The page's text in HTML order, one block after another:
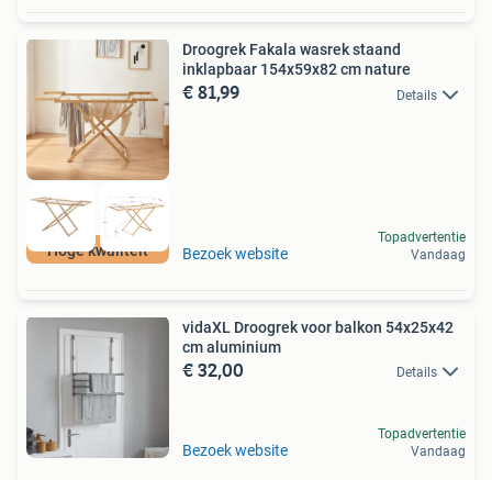
Hoge kwaliteit
Droogrek Fakala wasrek staand
inklapbaar 154x59x82 cm nature
€ 81,99 Details
Bezoek website
Topadvertentie
Vandaag
vidaXL Droogrek voor balkon 54x25x42
cm aluminium
€ 32,00 Details
Bezoek website
Topadvertentie
Vandaag